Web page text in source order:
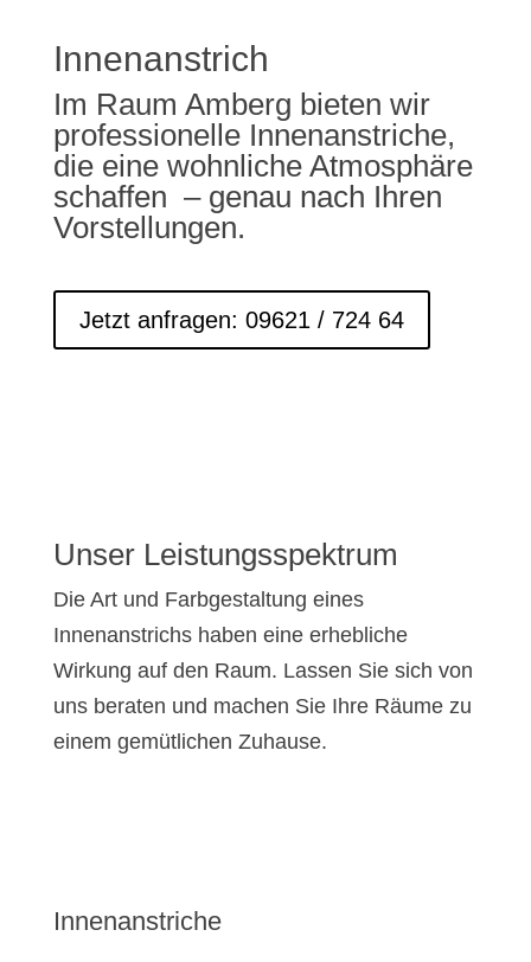
Innenanstrich
Im Raum Amberg bieten wir
professionelle Innen­an­striche,
die eine wohnliche Atmosphäre
schaffen – genau nach Ihren
Vorstellungen.
Jetzt anfragen: 09621 / 724 64
Unser Leistungs­spektrum
Die Art und Farbgestaltung eines
Innenanstrichs haben eine erhebliche
Wirkung auf den Raum. Lassen Sie sich von
uns beraten und machen Sie Ihre Räume zu
einem gemütlichen Zuhause.
Innenanstriche